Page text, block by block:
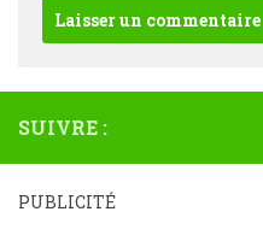
SUIVRE :
PUBLICITÉ